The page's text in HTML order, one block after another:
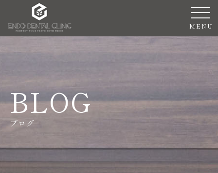
BLOG
ブログ